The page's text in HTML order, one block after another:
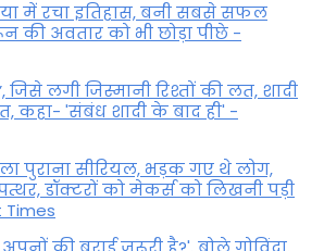
में रचा इतिहास, बनी सबसे सफल
अवतार को भी छोड़ा पीछे -
जिसे लगी जिस्मानी रिश्तों की लत, शादी
कहा- 'संबंध शादी के बाद ही' -
पुराना सीरियल, भड़क गए थे लोग,
डॉक्टरों को मेकर्स को लिखनी पड़ी
Times